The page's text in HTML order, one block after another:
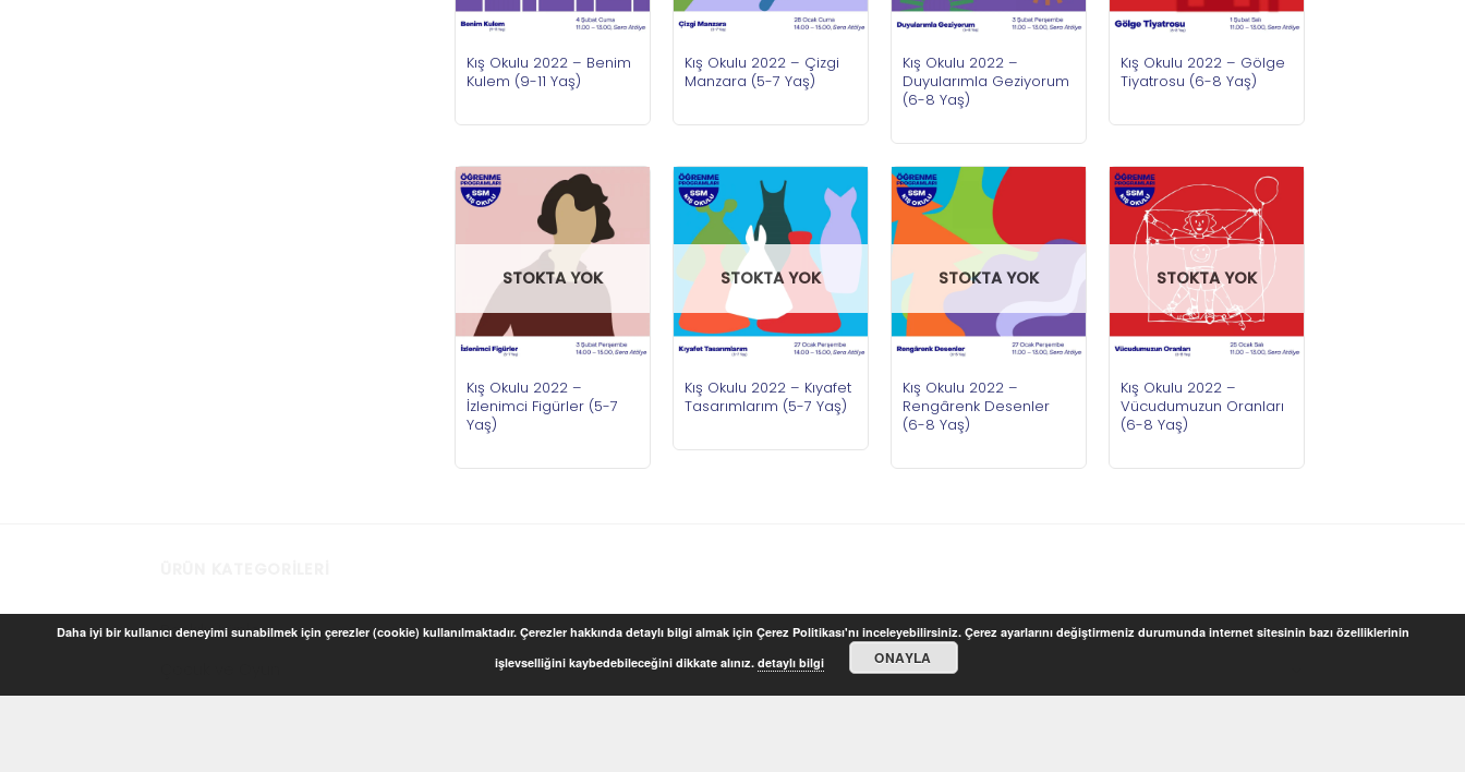
Kış Okulu 2022 – Benim
Kulem (9-11 Yaş)
Kış Okulu 2022 – Çizgi
Manzara (5-7 Yaş)
Kış Okulu 2022 –
Duyularımla Geziyorum
(6-8 Yaş)
Kış Okulu 2022 – Gölge
Tiyatrosu (6-8 Yaş)
STOKTA YOK
Kış Okulu 2022 –
İzlenimci Figürler (5-7
Yaş)
STOKTA YOK
Kış Okulu 2022 – Kıyafet
Tasarımlarım (5-7 Yaş)
STOKTA YOK
Kış Okulu 2022 –
Rengârenk Desenler
(6-8 Yaş)
STOKTA YOK
Kış Okulu 2022 –
Vücudumuzun Oranları
(6-8 Yaş)
Baskılı Ürünler
Daha iyi bir kullanıcı deneyimi sunabilmek için çerezler (cookie) kullanılmaktadır. Çerezler hakkında detaylı bilgi almak için Çerez Politikası'nı inceleyebilirsiniz. Çerez ayarlarını değiştirmeniz durumunda internet sitesinin bazı özelliklerinin
işlevselliğini kaybedebileceğini dikkate alınız. detaylı bilgi ONAYLA